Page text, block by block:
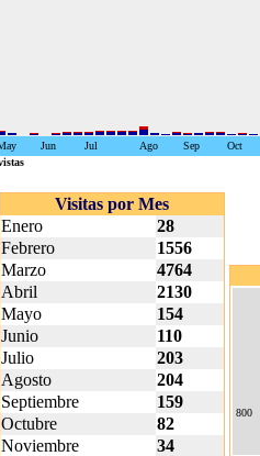
Jun Jul Ago Sep
Oct
Visitas por Mes
Enero
28
Febrero
1556
Marzo
4764
Abril
2130
Mayo
154
Junio
110
Julio
203
Agosto
204
Septiembre
159
Octubre
82
Noviembre
34
800